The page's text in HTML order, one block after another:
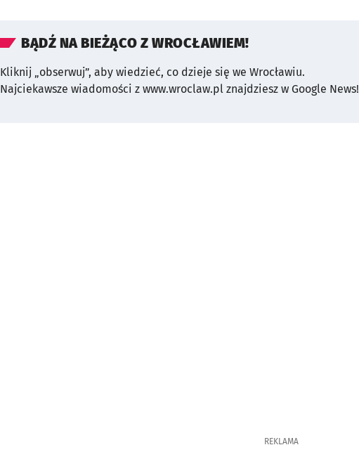
BĄDŹ NA BIEŻĄCO Z WROCŁAWIEM!
Kliknij „obserwuj”, aby wiedzieć, co dzieje się we Wrocławiu.
Najciekawsze wiadomości z www.wroclaw.pl znajdziesz w Google News!
REKLAMA